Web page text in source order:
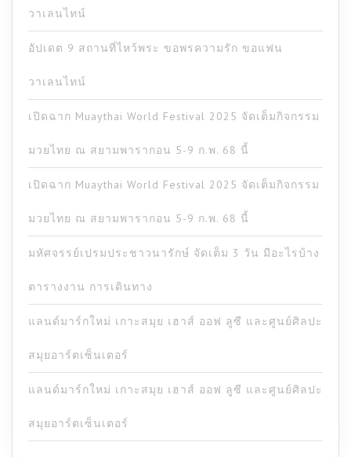
วาเลนไทน์
อัปเดต 9 สถานที่ไหว้พระ ขอพรความรัก ขอแฟน
วาเลนไทน์
เปิดฉาก Muaythai World Festival 2025 จัดเต็มกิจกรรม
มวยไทย ณ สยามพารากอน 5-9 ก.พ. 68 นี้
เปิดฉาก Muaythai World Festival 2025 จัดเต็มกิจกรรม
มวยไทย ณ สยามพารากอน 5-9 ก.พ. 68 นี้
มหัศจรรย์เปรมประชาวนารักษ์ จัดเต็ม 3 วัน มีอะไรบ้าง
ตารางงาน การเดินทาง
แลนด์มาร์กใหม่ เกาะสมุย เฮาส์ ออฟ ลูซี และศูนย์ศิลปะ
สมุยอาร์ตเซ็นเตอร์
แลนด์มาร์กใหม่ เกาะสมุย เฮาส์ ออฟ ลูซี และศูนย์ศิลปะ
สมุยอาร์ตเซ็นเตอร์